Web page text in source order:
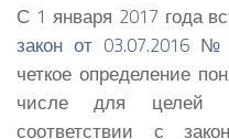
С 1 января 2017 года
закон от 03.07.2016
четкое определение
числе для целей
соответствии с